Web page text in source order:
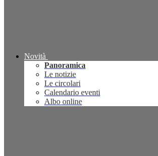
Novità
Panoramica
Le notizie
Le circolari
Calendario eventi
Albo online